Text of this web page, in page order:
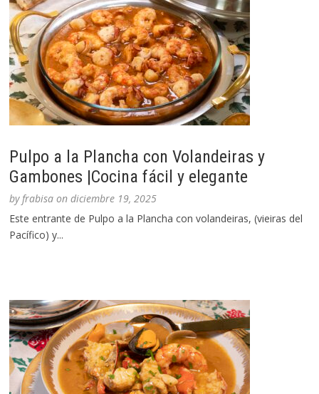
Pulpo a la Plancha con Volandeiras y
Gambones |Cocina fácil y elegante
byfrabisa ondiciembre 19, 2025
Este entrante de Pulpo a la Plancha con volandeiras, (vieiras del
Pacífico) y...